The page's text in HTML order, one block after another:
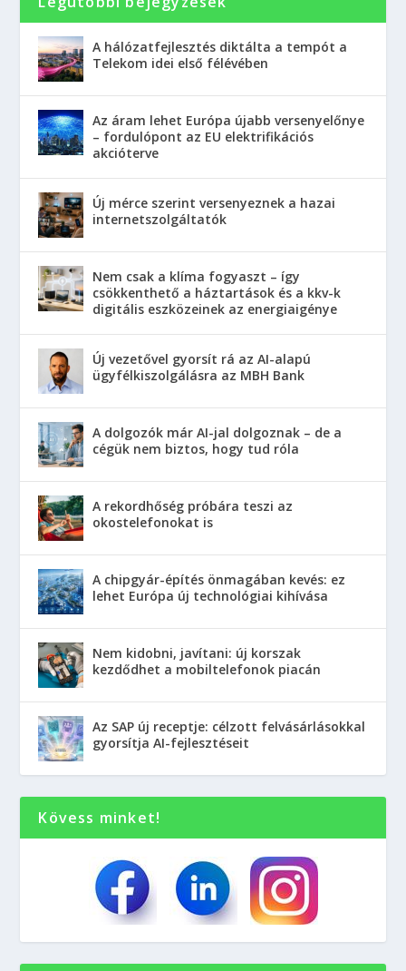
A hálózatfejlesztés diktálta a tempót a
Telekom idei első félévében
Az áram lehet Európa újabb versenyelőnye
– fordulópont az EU elektrifikációs
akcióterve
Új mérce szerint versenyeznek a hazai
internetszolgáltatók
Nem csak a klíma fogyaszt – így
csökkenthető a háztartások és a kkv-k
digitális eszközeinek az energiaigénye
Új vezetővel gyorsít rá az AI-alapú
ügyfélkiszolgálásra az MBH Bank
A dolgozók már AI-jal dolgoznak – de a
cégük nem biztos, hogy tud róla
A rekordhőség próbára teszi az
okostelefonokat is
A chipgyár-építés önmagában kevés: ez
lehet Európa új technológiai kihívása
Nem kidobni, javítani: új korszak
kezdődhet a mobiltelefonok piacán
Az SAP új receptje: célzott felvásárlásokkal
gyorsítja AI-fejlesztéseit
Kövess minket!